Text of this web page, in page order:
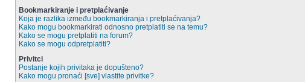
Bookmarkiranje i pretplaćivanje
Koja je razlika između bookmarkiranja i pretplaćivanja?
Kako mogu bookmarkirati odnosno pretplatiti se na temu?
Kako se mogu pretplatiti na forum?
Kako se mogu odpretplatiti?
Privitci
Postanje kojih privitaka je dopušteno?
Kako mogu pronaći [sve] vlastite privitke?